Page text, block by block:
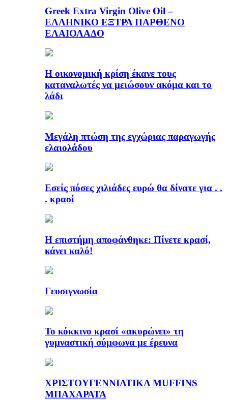
Greek Extra Virgin Olive Oil –
ΕΛΛΗΝΙΚΟ ΕΞΤΡΑ ΠΑΡΘΕΝΟ
ΕΛΑΙΟΛΑΔΟ
Η οικονομική κρίση έκανε τους
καταναλωτές να μειώσουν ακόμα και το
λάδι
Μεγάλη πτώση της εγχώριας παραγωγής
ελαιολάδου
Εσείς πόσες χιλιάδες ευρώ θα δίνατε για . .
. κρασί
Η επιστήμη αποφάνθηκε: Πίνετε κρασί,
κάνει καλό!
Γευσιγνωσία
Το κόκκινο κρασί «ακυρώνει» τη
γυμναστική σύμφωνα με έρευνα
ΧΡΙΣΤΟΥΓΕΝΝΙΑΤΙΚΑ MUFFINS
ΜΠΑΧΑΡΑΤΑ